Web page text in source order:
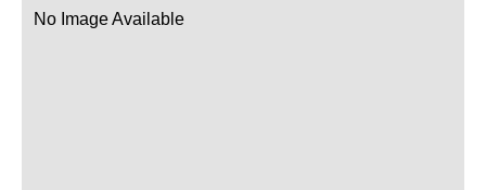
No Image Available